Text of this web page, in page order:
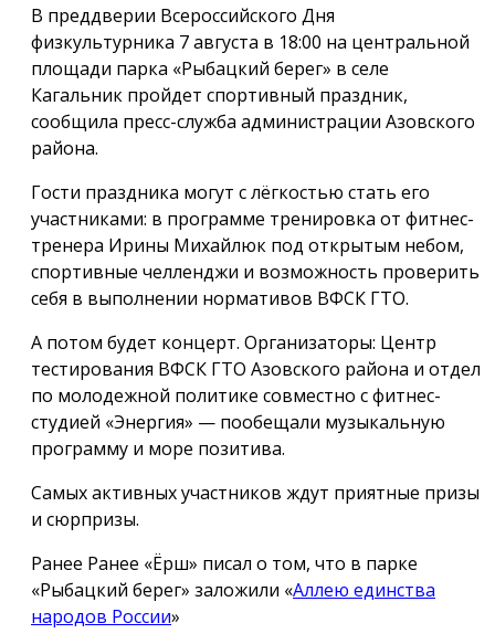
В преддверии Всероссийского Дня
физкультурника 7 августа в 18:00 на центральной
площади парка «Рыбацкий берег» в селе
Кагальник пройдет спортивный праздник,
сообщила пресс-служба администрации Азовского
района.
Гости праздника могут с лёгкостью стать его
участниками: в программе тренировка от фитнес-
тренера Ирины Михайлюк под открытым небом,
спортивные челленджи и возможность проверить
себя в выполнении нормативов ВФСК ГТО.
А потом будет концерт. Организаторы: Центр
тестирования ВФСК ГТО Азовского района и отдел
по молодежной политике совместно с фитнес-
студией «Энергия» — пообещали музыкальную
программу и море позитива.
Самых активных участников ждут приятные призы
и сюрпризы.
Ранее Ранее «Ёрш» писал о том, что в парке
«Рыбацкий берег» заложили «Аллею единства
народов России»